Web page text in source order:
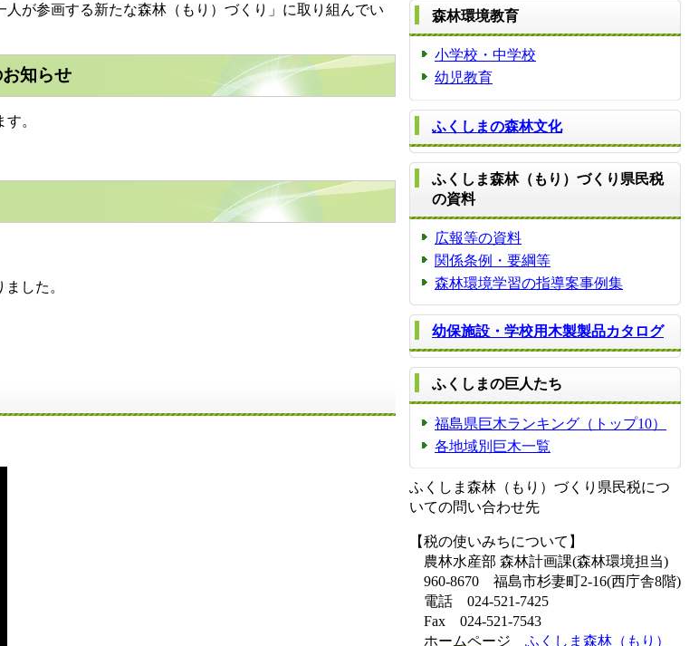
が参画する新たな森林（もり）づくり」に取り組んでい
知らせ
。
した。
森林環境教育
小学校・中学校
幼児教育
ふくしまの森林文化
ふくしま森林（もり）づくり県民税
の資料
広報等の資料
関係条例・要綱等
森林環境学習の指導案事例集
幼保施設・学校用木製製品カタログ
ふくしまの巨人たち
福島県巨木ランキング（トップ10）
各地域別巨木一覧
ふくしま森林（もり）づくり県民税につ
いての問い合わせ先
【税の使いみちについて】
農林水産部 森林計画課(森林環境担当)
960-8670 福島市杉妻町2-16(西庁舎8階)
電話 024-521-7425
Fax 024-521-7543
ホームページ ふくしま森林（もり）